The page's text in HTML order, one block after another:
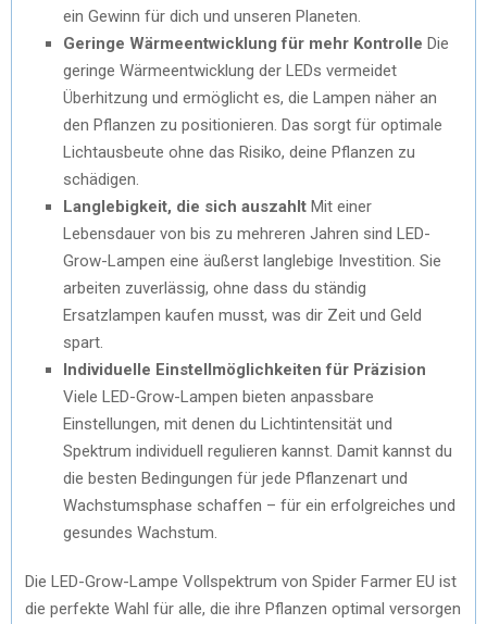
ein Gewinn für dich und unseren Planeten.
Geringe Wärmeentwicklung für mehr Kontrolle Die
geringe Wärmeentwicklung der LEDs vermeidet
Überhitzung und ermöglicht es, die Lampen näher an
den Pflanzen zu positionieren. Das sorgt für optimale
Lichtausbeute ohne das Risiko, deine Pflanzen zu
schädigen.
Langlebigkeit, die sich auszahlt Mit einer
Lebensdauer von bis zu mehreren Jahren sind LED-
Grow-Lampen eine äußerst langlebige Investition. Sie
arbeiten zuverlässig, ohne dass du ständig
Ersatzlampen kaufen musst, was dir Zeit und Geld
spart.
Individuelle Einstellmöglichkeiten für Präzision
Viele LED-Grow-Lampen bieten anpassbare
Einstellungen, mit denen du Lichtintensität und
Spektrum individuell regulieren kannst. Damit kannst du
die besten Bedingungen für jede Pflanzenart und
Wachstumsphase schaffen – für ein erfolgreiches und
gesundes Wachstum.
Die LED-Grow-Lampe Vollspektrum von Spider Farmer EU ist
die perfekte Wahl für alle, die ihre Pflanzen optimal versorgen